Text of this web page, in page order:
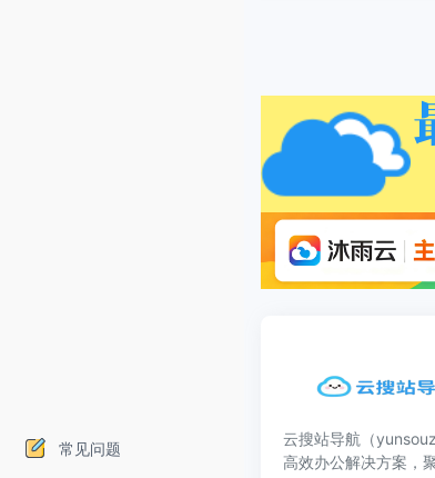
常见问题
云搜站导航（
高效办公解决方案，